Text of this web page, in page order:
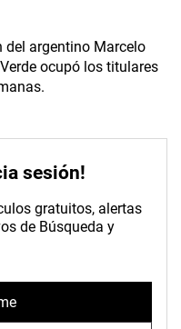
del argentino Marcelo
ocupó los titulares
sesión!
gratuitos, alertas
de Búsqueda y